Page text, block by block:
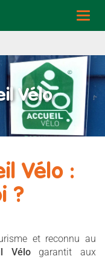
Vélo
Vélo :
?
et reconnu au
Vélogarantit aux